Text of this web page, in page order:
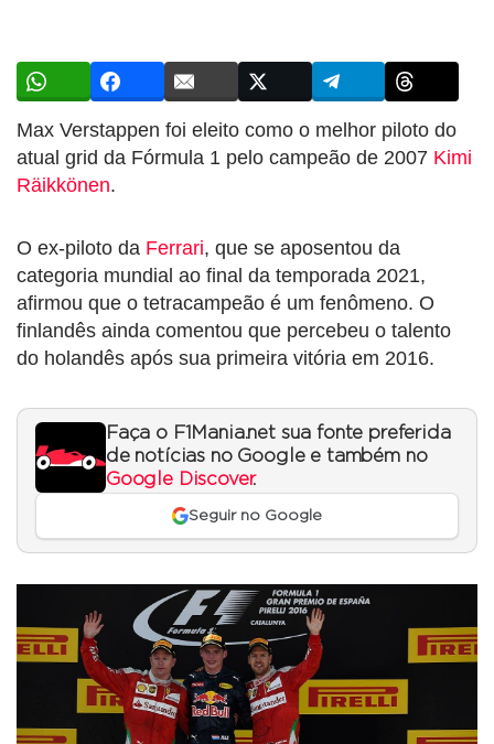
Max Verstappen foi eleito como o melhor piloto do
atual grid da Fórmula 1 pelo campeão de 2007 Kimi
Räikkönen.
O ex-piloto da Ferrari, que se aposentou da
categoria mundial ao final da temporada 2021,
afirmou que o tetracampeão é um fenômeno. O
finlandês ainda comentou que percebeu o talento
do holandês após sua primeira vitória em 2016.
Faça o F1Mania.net sua fonte preferida
de notícias no Google e também no
Google Discover.
Seguir no Google